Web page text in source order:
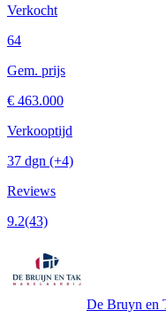
Verkocht
64
Gem. prijs
€ 463.000
Verkooptijd
37 dgn (+4)
Reviews
9.2(43)
De Bruyn en